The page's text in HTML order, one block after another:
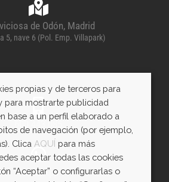
de Odón, Madrid
5, nave 6 (Pol. Emp. Villapark)
600 443 085
WhatsApp
propias y de terceros para
para mostrarte publicidad
base a un perfil elaborado a
de navegación (por ejemplo,
Clica AQUÍ para más
aceptar todas las cookies
“Aceptar” o configurarlas o